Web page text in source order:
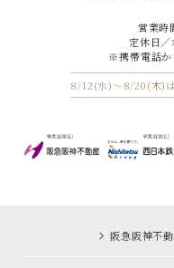
営業時
定休日／
※携帯電話か
8/12(水)～8/20(木)は
阪急阪神不